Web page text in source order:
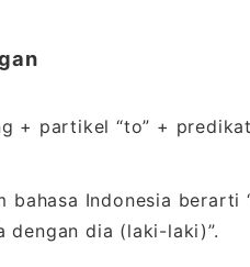
+ partikel “to” + predikat
Indonesia berarti
dengan dia (laki-laki)”.